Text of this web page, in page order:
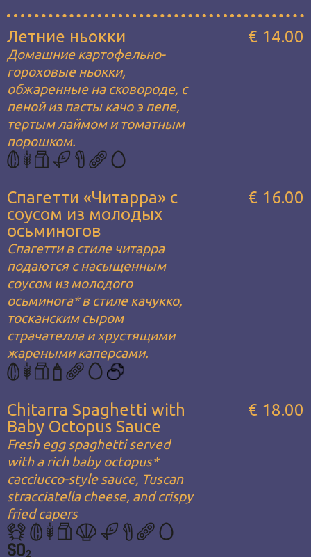
Летние ньокки
Домашние картофельно-
гороховые ньокки,
обжаренные на сковороде, с
пеной из пасты качо э пепе,
тертым лаймом и томатным
порошком.
€ 14.00
Спагетти «Читарра» с
соусом из молодых
осьминогов
Спагетти в стиле читарра
подаются с насыщенным
соусом из молодого
осьминога* в стиле качукко,
тосканским сыром
страчателла и хрустящими
жареными каперсами.
€ 16.00
Chitarra Spaghetti with
Baby Octopus Sauce
Fresh egg spaghetti served
with a rich baby octopus*
cacciucco-style sauce, Tuscan
stracciatella cheese, and crispy
fried capers
€ 18.00